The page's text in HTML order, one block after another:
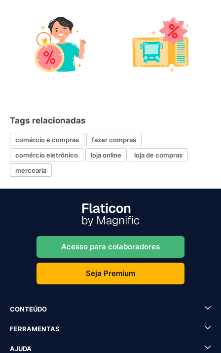
Tags relacionadas
comércio e compras
fazer compras
comércio eletrônico
loja online
loja de compras
mercearia
Acesso para colaboradores
Seja Premium
CONTEÚDO
FERRAMENTAS
AJUDA